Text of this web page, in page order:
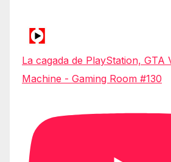
La cagada de PlayStation, GTA
Machine - Gaming Room #130